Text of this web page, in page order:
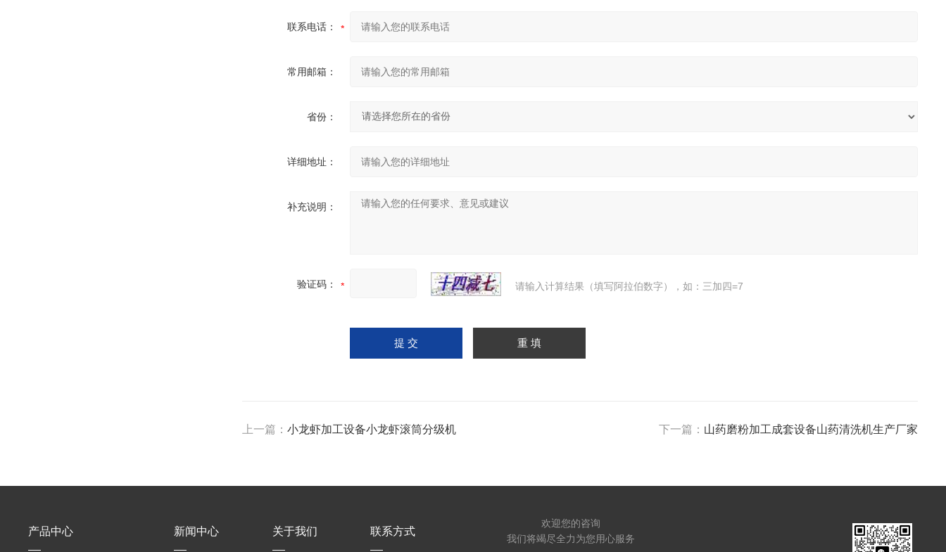
联系电话：
常用邮箱：
省份：
详细地址：
补充说明：
验证码： 请输入计算结果（填写阿拉伯数字），如：三加四=7
上一篇： 小龙虾加工设备小龙虾滚筒分级机 下一篇： 山药磨粉加工成套设备山药清洗机生产厂家
产品中心 新闻中心 关于我们 联系方式
欢迎您的咨询
我们将竭尽全力为您用心服务